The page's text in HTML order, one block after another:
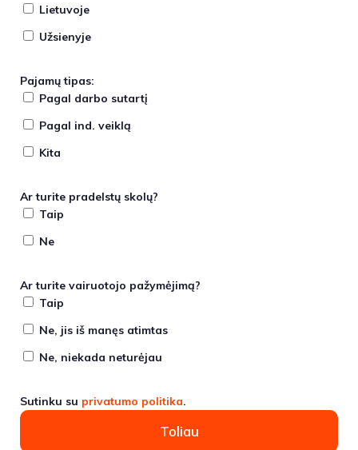
Lietuvoje
Užsienyje
Pajamų tipas:
Pagal darbo sutartį
Pagal ind. veiklą
Kita
Ar turite pradelstų skolų?
Taip
Ne
Ar turite vairuotojo pažymėjimą?
Taip
Ne, jis iš manęs atimtas
Ne, niekada neturėjau
Sutinku su privatumo politika.
Toliau